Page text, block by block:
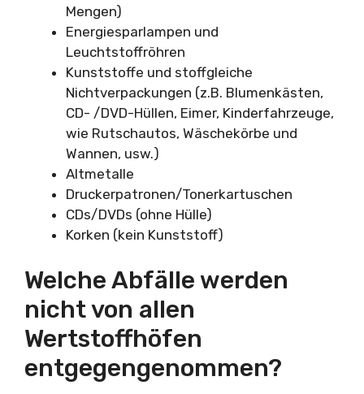
Mengen)
Energiesparlampen und
Leuchtstoffröhren
Kunststoffe und stoffgleiche
Nichtverpackungen (z.B. Blumenkästen,
CD- /DVD-Hüllen, Eimer, Kinderfahrzeuge,
wie Rutschautos, Wäschekörbe und
Wannen, usw.)
Altmetalle
Druckerpatronen/Tonerkartuschen
CDs/DVDs (ohne Hülle)
Korken (kein Kunststoff)
Welche Abfälle werden
nicht von allen
Wertstoffhöfen
entgegengenommen?